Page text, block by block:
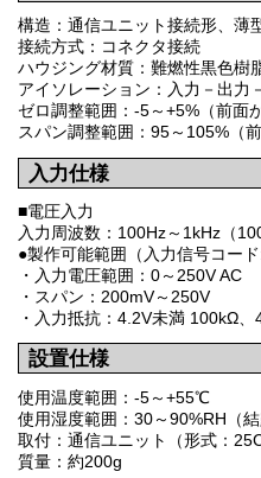
構造：通信ユニット接続形、薄
接続方式：コネクタ接続
ハウジング材質：難燃性黒色樹
アイソレーション：入力－出力
ゼロ調整範囲：-5～+5%（前面
スパン調整範囲：95～105%（
入力仕様
■電圧入力
入力周波数：100Hz～1kHz（
●製作可能範囲（入力信号コード
・入力電圧範囲：0～250V AC
・スパン：200mV～250V
・入力抵抗：4.2V未満 100kΩ
設置仕様
使用温度範囲：-5～+55℃
使用湿度範囲：30～90%RH（結
取付：通信ユニット（形式：
質量：約200g